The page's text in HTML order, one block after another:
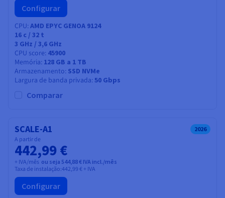
Configurar
CPU AMD EPYC GENOA 9124
16 c / 32 t
3 GHz / 3,6 GHz
CPU score 45900
Memória 128 GB a 1 TB
Armazenamento SSD NVMe
Largura de banda privada 50 Gbps
Comparar
SCALE-A1 2026
A partir de
442,99 €
+ IVA/mês ou seja 544,88 € IVA incl./mês
Taxa de instalação:442,99 € + IVA
Configurar